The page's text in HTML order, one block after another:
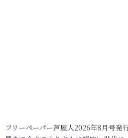
フリーペーパー芦屋人2026年8月号発